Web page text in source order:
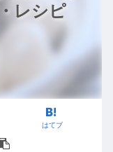
レシピ
はてブ